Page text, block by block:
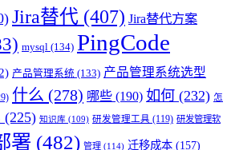
Jira替代 (407) Jira替代方案
mysql (134) PingCode
产品管理系统 (133) 产品管理系统选型
什么 (278) 哪些 (190) 如何 (232) 怎
(225) 知识库 (109) 研发管理工具 (119) 研发管理软
署 (482) 管理 (114) 迁移成本 (157)